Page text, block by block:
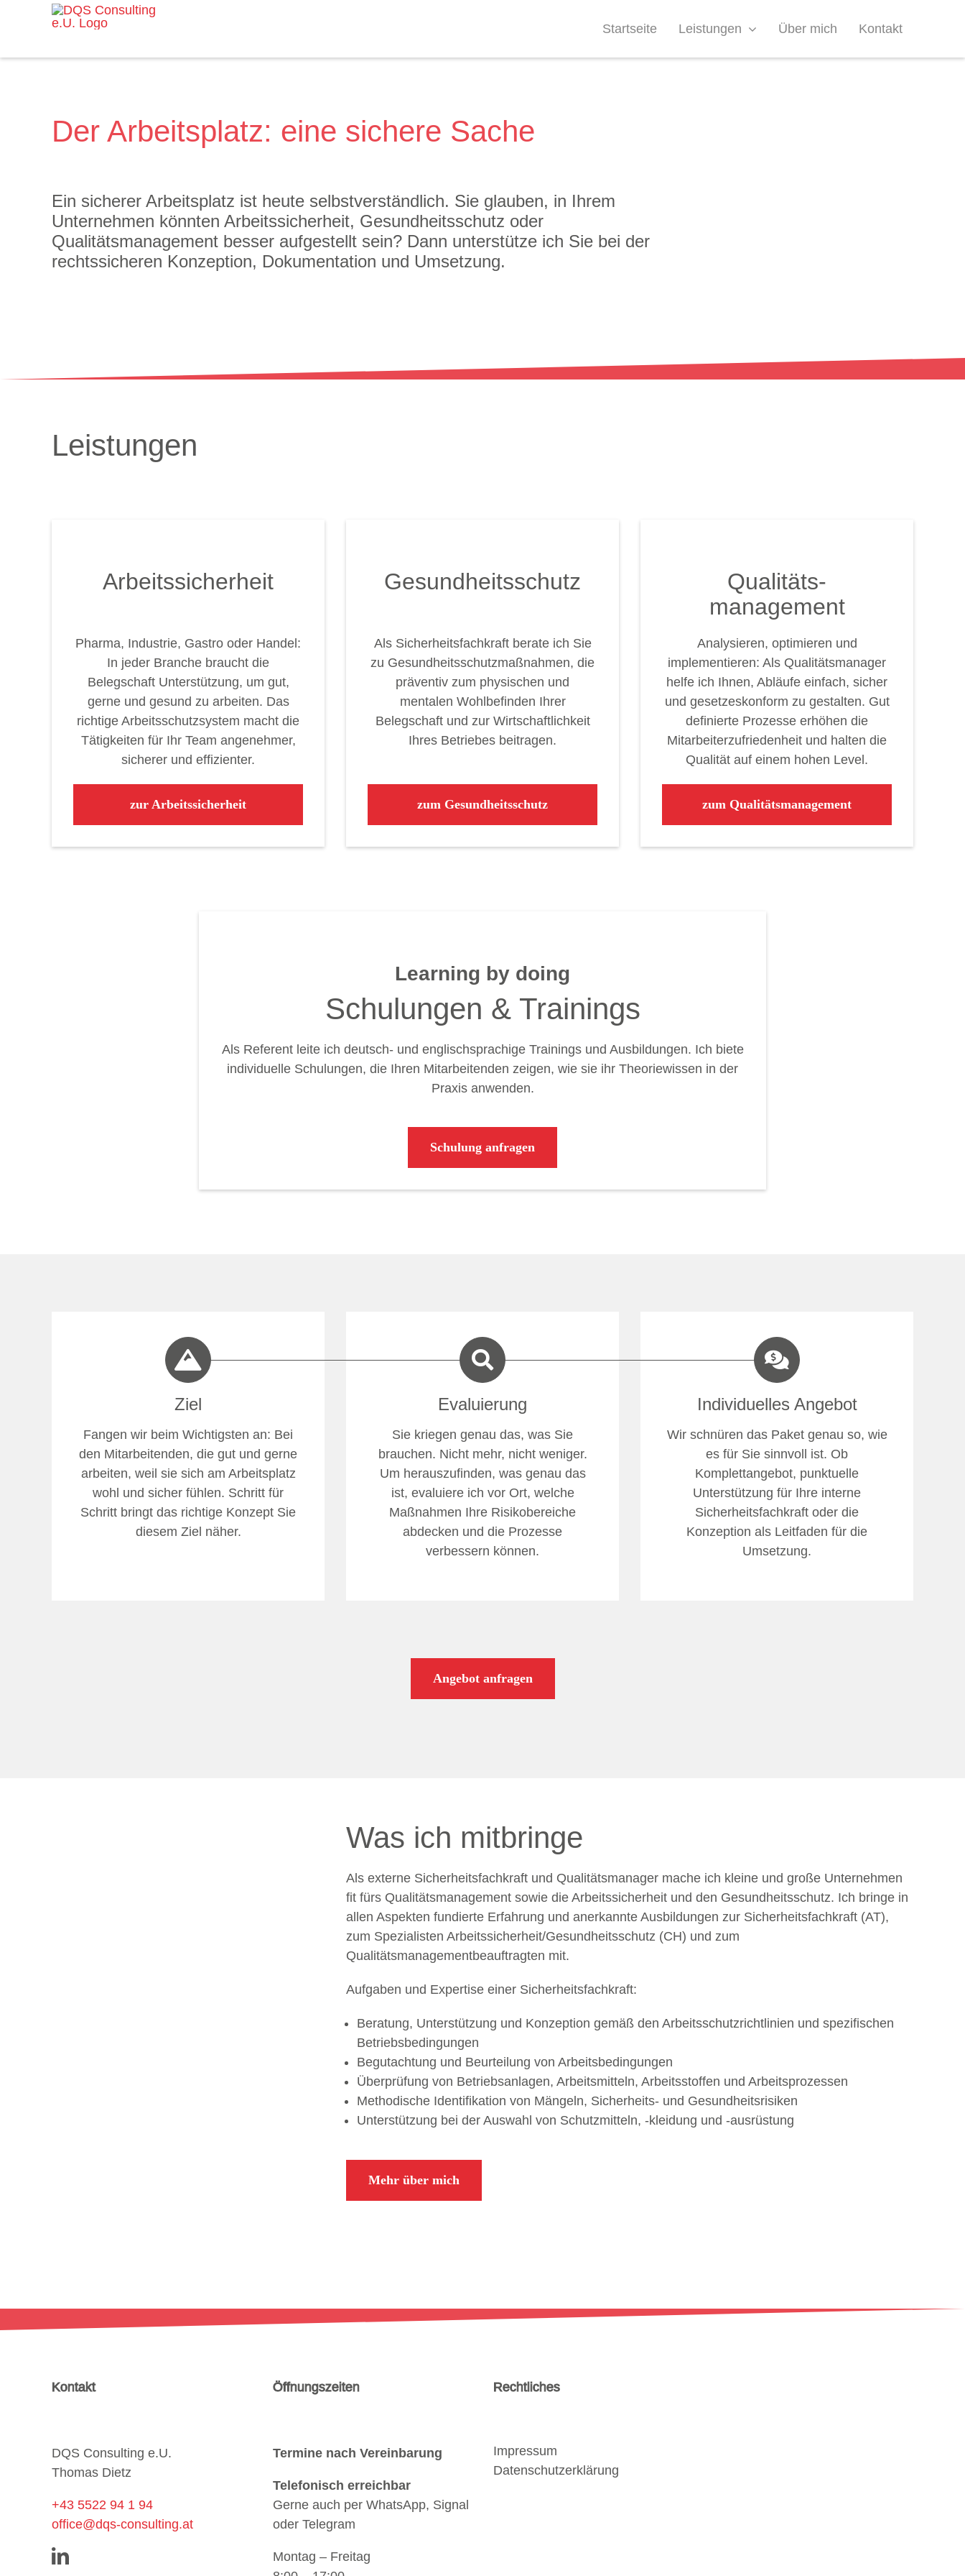
Startseite Leistungen Über mich Kontakt
Der Arbeitsplatz: eine sichere Sache
Ein sicherer Arbeitsplatz ist heute selbstverständlich. Sie glauben, in Ihrem
Unternehmen könnten Arbeitssicherheit, Gesundheitsschutz oder
Qualitätsmanagement besser aufgestellt sein? Dann unterstütze ich Sie bei der
rechtssicheren Konzeption, Dokumentation und Umsetzung.
Leistungen
Arbeitssicherheit
Pharma, Industrie, Gastro oder Handel:
In jeder Branche braucht die
Belegschaft Unterstützung, um gut,
gerne und gesund zu arbeiten. Das
richtige Arbeitsschutzsystem macht die
Tätigkeiten für Ihr Team angenehmer,
sicherer und effizienter.
zur Arbeitssicherheit
Gesundheitsschutz
Als Sicherheitsfachkraft berate ich Sie
zu Gesundheitsschutzmaßnahmen, die
präventiv zum physischen und
mentalen Wohlbefinden Ihrer
Belegschaft und zur Wirtschaftlichkeit
Ihres Betriebes beitragen.
zum Gesundheitsschutz
Qualitäts-
management
Analysieren, optimieren und
implementieren: Als Qualitätsmanager
helfe ich Ihnen, Abläufe einfach, sicher
und gesetzeskonform zu gestalten. Gut
definierte Prozesse erhöhen die
Mitarbeiterzufriedenheit und halten die
Qualität auf einem hohen Level.
zum Qualitätsmanagement
Learning by doing
Schulungen & Trainings
Als Referent leite ich deutsch- und englischsprachige Trainings und Ausbildungen. Ich biete
individuelle Schulungen, die Ihren Mitarbeitenden zeigen, wie sie ihr Theoriewissen in der
Praxis anwenden.
Schulung anfragen
Ziel
Fangen wir beim Wichtigsten an: Bei
den Mitarbeitenden, die gut und gerne
arbeiten, weil sie sich am Arbeitsplatz
wohl und sicher fühlen. Schritt für
Schritt bringt das richtige Konzept Sie
diesem Ziel näher.
Evaluierung
Sie kriegen genau das, was Sie
brauchen. Nicht mehr, nicht weniger.
Um herauszufinden, was genau das
ist, evaluiere ich vor Ort, welche
Maßnahmen Ihre Risikobereiche
abdecken und die Prozesse
verbessern können.
Individuelles Angebot
Wir schnüren das Paket genau so, wie
es für Sie sinnvoll ist. Ob
Komplettangebot, punktuelle
Unterstützung für Ihre interne
Sicherheitsfachkraft oder die
Konzeption als Leitfaden für die
Umsetzung.
Angebot anfragen
Was ich mitbringe
Als externe Sicherheitsfachkraft und Qualitätsmanager mache ich kleine und große Unternehmen
fit fürs Qualitätsmanagement sowie die Arbeitssicherheit und den Gesundheitsschutz. Ich bringe in
allen Aspekten fundierte Erfahrung und anerkannte Ausbildungen zur Sicherheitsfachkraft (AT),
zum Spezialisten Arbeitssicherheit/Gesundheitsschutz (CH) und zum
Qualitätsmanagementbeauftragten mit.
Aufgaben und Expertise einer Sicherheitsfachkraft:
Beratung, Unterstützung und Konzeption gemäß den Arbeitsschutzrichtlinien und spezifischen
Betriebsbedingungen
Begutachtung und Beurteilung von Arbeitsbedingungen
Überprüfung von Betriebsanlagen, Arbeitsmitteln, Arbeitsstoffen und Arbeitsprozessen
Methodische Identifikation von Mängeln, Sicherheits- und Gesundheitsrisiken
Unterstützung bei der Auswahl von Schutzmitteln, -kleidung und -ausrüstung
Mehr über mich
Kontakt
DQS Consulting e.U.
Thomas Dietz
+43 5522 94 1 94
office@dqs-consulting.at
Öffnungszeiten
Termine nach Vereinbarung
Telefonisch erreichbar
Gerne auch per WhatsApp, Signal
oder Telegram
Montag – Freitag
Rechtliches
Impressum
Datenschutzerklärung